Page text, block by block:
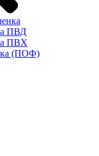
ПВД
ПВХ
(ПОФ)